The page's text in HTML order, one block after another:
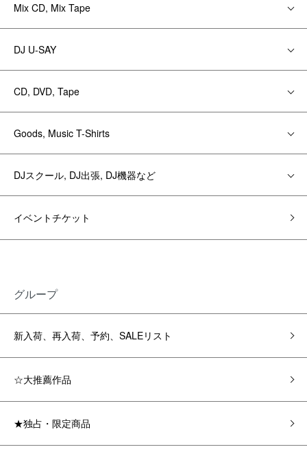
Mix CD, Mix Tape
DJ U-SAY
CD, DVD, Tape
Goods, Music T-Shirts
DJスクール, DJ出張, DJ機器など
イベントチケット
グループ
新入荷、再入荷、予約、SALEリスト
☆大推薦作品
★独占・限定商品